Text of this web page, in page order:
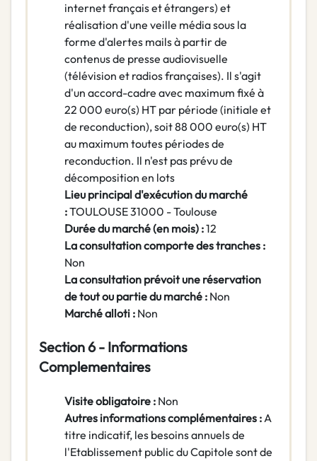
internet français et étrangers) et
réalisation d'une veille média sous la
forme d'alertes mails à partir de
contenus de presse audiovisuelle
(télévision et radios françaises). Il s'agit
d'un accord-cadre avec maximum fixé à
22 000 euro(s) HT par période (initiale et
de reconduction), soit 88 000 euro(s) HT
au maximum toutes périodes de
reconduction. Il n'est pas prévu de
décomposition en lots
Lieu principal d'exécution du marché
:TOULOUSE 31000 - Toulouse
Durée du marché (en mois) :12
La consultation comporte des tranches :
Non
La consultation prévoit une réservation
de tout ou partie du marché : Non
Marché alloti : Non
Section 6 - Informations
Complementaires
Visite obligatoire : Non
Autres informations complémentaires :A
titre indicatif, les besoins annuels de
l'Etablissement public du Capitole sont de